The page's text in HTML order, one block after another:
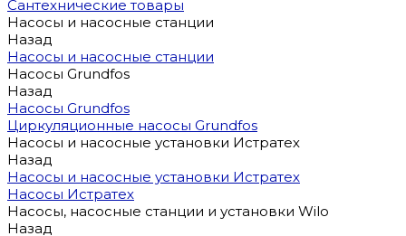
Сантехнические товары
Насосы и насосные станции
Назад
Насосы и насосные станции
Насосы Grundfos
Назад
Насосы Grundfos
Циркуляционные насосы Grundfos
Насосы и насосные установки Истратех
Назад
Насосы и насосные установки Истратех
Насосы Истратех
Насосы, насосные станции и установки Wilo
Назад